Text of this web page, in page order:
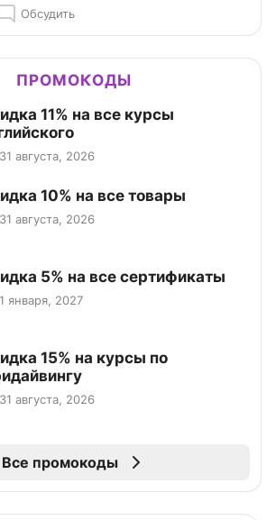
Обсудить
ПРОМОКОДЫ
11% на все курсы
августа, 2026
10% на все товары
августа, 2026
5% на все сертификаты
января, 2027
15% на курсы по
августа, 2026
Все промокоды